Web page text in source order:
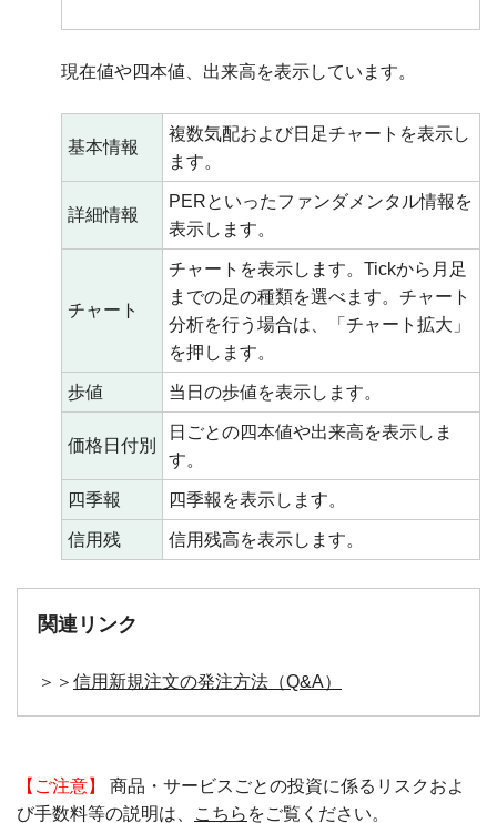
現在値や四本値、出来高を表示しています。
基本情報
複数気配および日足チャートを表示し
ます。
詳細情報
PERといったファンダメンタル情報を
表示します。
チャート
チャートを表示します。Tickから月足
までの足の種類を選べます。チャート
分析を行う場合は、「チャート拡大」
を押します。
歩値 当日の歩値を表示します。
価格日付別
日ごとの四本値や出来高を表示しま
す。
四季報 四季報を表示します。
信用残 信用残高を表示します。
関連リンク
＞＞ 信用新規注文の発注方法（Q&A）
【ご注意】
商品・サービスごとの投資に係るリスクおよ
び手数料等の説明は、
こちら をご覧ください。